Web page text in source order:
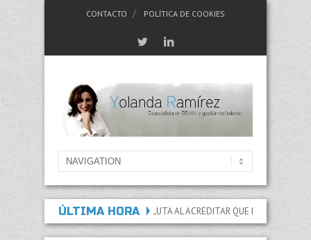
CONTACTO POLÍTICA DE COOKIES
ÚLTIMA HORA
PERMANENTE ABSOLUTA AL ACREDITAR QUE LAS LESIONES Y